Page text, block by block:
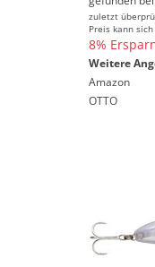
zuletzt
Preis kann
8%
Weitere
Amazon
OTTO